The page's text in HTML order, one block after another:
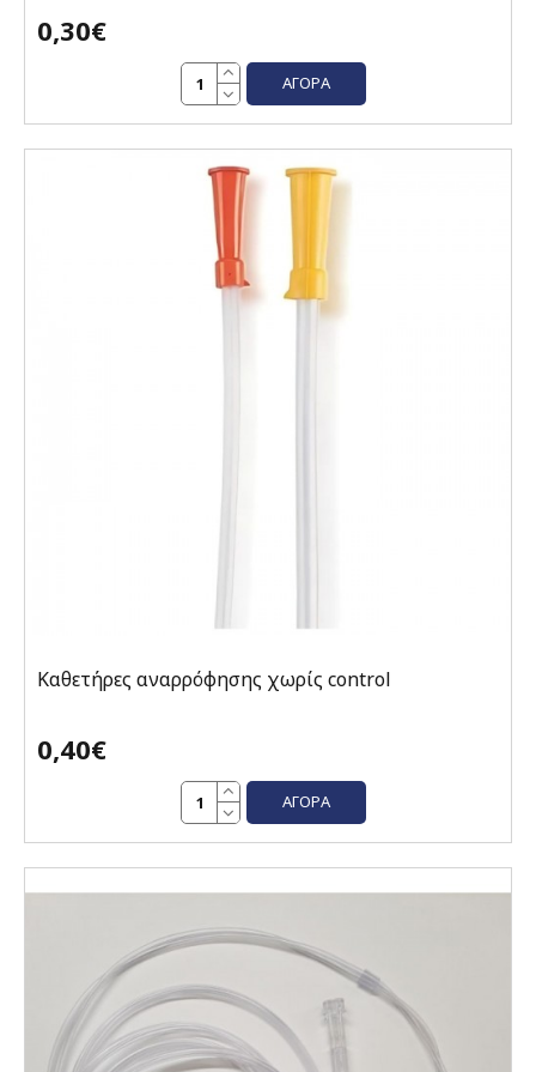
0,30€
ΑΓΟΡΆ
Καθετήρες αναρρόφησης χωρίς control
0,40€
ΑΓΟΡΆ